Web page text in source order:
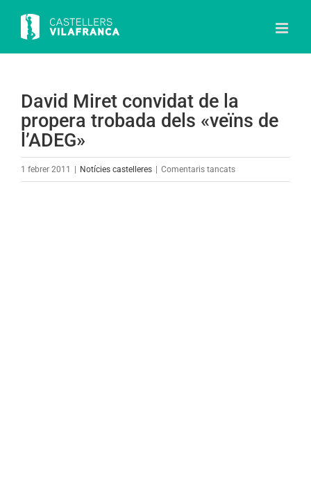
content
David Miret convidat de la
propera trobada dels «veïns de
l’ADEG»
1 febrer 2011 Notícies castelleres Comentaris tancatsa